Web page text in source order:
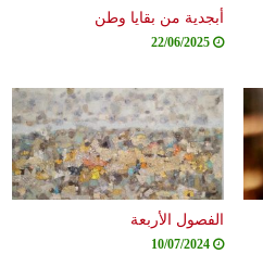
أبجدية من بقايا وطن
22/06/2025
الفصول الأربعة
10/07/2024